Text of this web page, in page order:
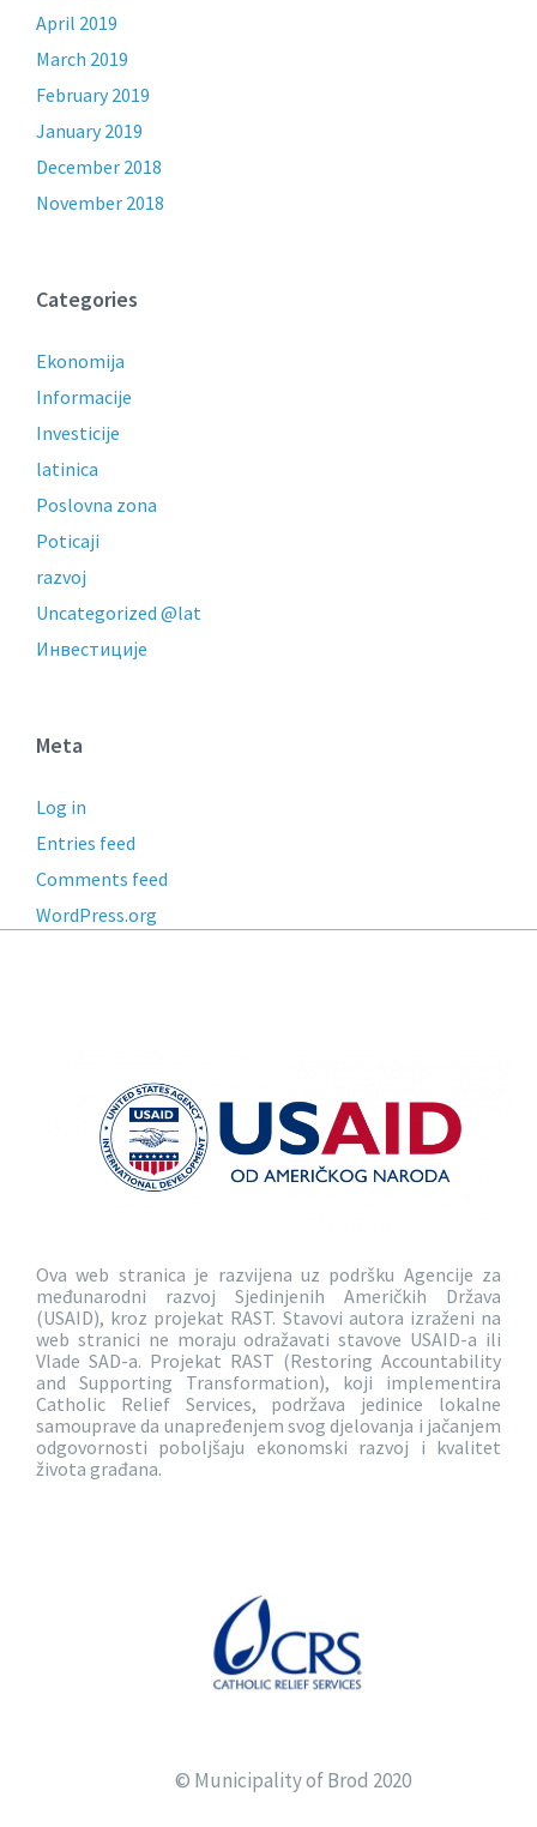
April 2019
March 2019
February 2019
January 2019
December 2018
November 2018
Categories
Ekonomija
Informacije
Investicije
latinica
Poslovna zona
Poticaji
razvoj
Uncategorized @lat
Инвестиције
Meta
Log in
Entries feed
Comments feed
WordPress.org
Ova web stranica je razvijena uz podršku Agencije za
međunarodni razvoj Sjedinjenih Američkih Država
(USAID), kroz projekat RAST. Stavovi autora izraženi na
web stranici ne moraju odražavati stavove USAID-a ili
Vlade SAD-a. Projekat RAST (Restoring Accountability
and Supporting Transformation), koji implementira
Catholic Relief Services, podržava jedinice lokalne
samouprave da unapređenjem svog djelovanja i jačanjem
odgovornosti poboljšaju ekonomski razvoj i kvalitet
života građana.
© Municipality of Brod 2020